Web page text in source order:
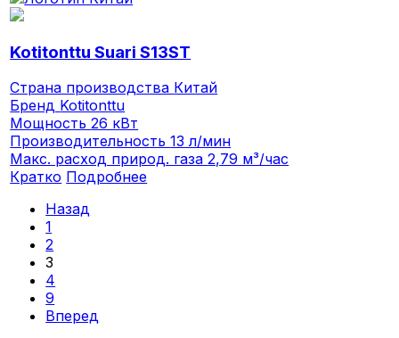
Kotitonttu Suari S13ST
Страна производства Китай
Бренд Kotitonttu
Мощность26 кВт
Производительность13 л/мин
Макс. расход природ. газа2,79 м³/час
Кратко Подробнее
Назад
1
2
3
4
9
Вперед